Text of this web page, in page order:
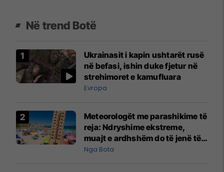
Në trend Botë
Ukrainasit i kapin ushtarët rusë
në befasi, ishin duke fjetur në
strehimoret e kamufluara
Evropa
Meteorologët me parashikime të
reja: Ndryshime ekstreme,
muajt e ardhshëm do të jenë të
pazakontë
Nga Bota